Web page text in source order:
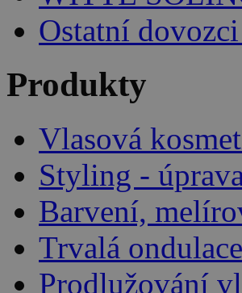
Ostatní
Produkty
Vlasová
Styling -
Barvení,
Trvalá
Prodlužování